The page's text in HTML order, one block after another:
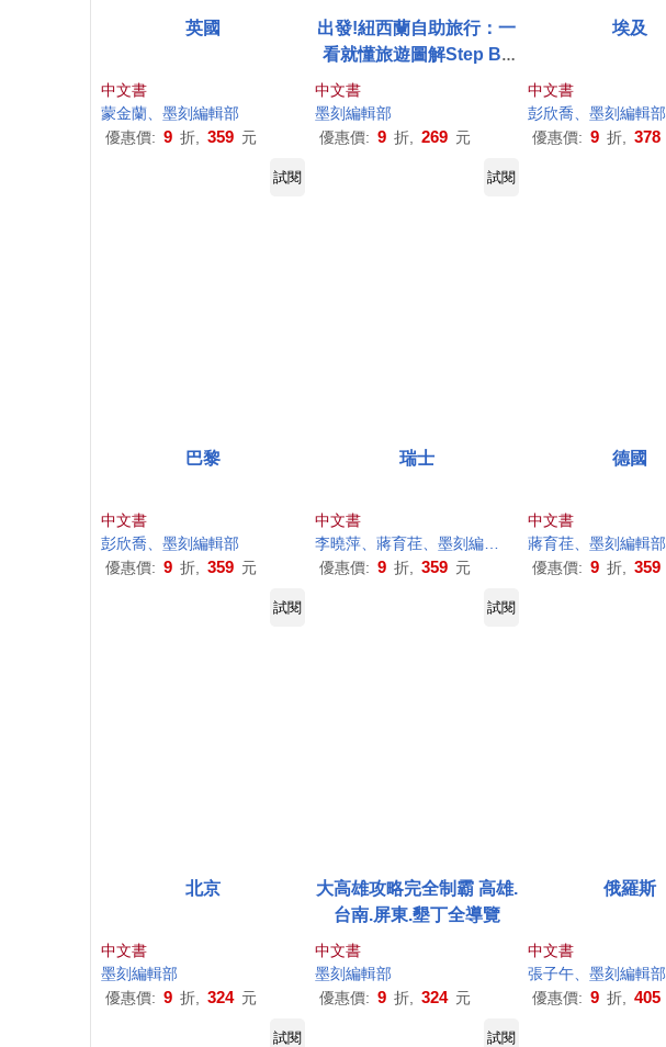
英國
中文書
蒙金蘭、 墨刻編輯部
優惠價: 9 折, 359 元
出發!紐西蘭自助旅行：一
看就懂旅遊圖解Step By
中文書
墨刻編輯部
優惠價: 9 折, 269 元
埃及
中文書
彭欣喬、墨刻編輯部
優惠價: 9 折, 378
試閱 試閱
巴黎
中文書
彭欣喬、 墨刻編輯部
優惠價: 9 折, 359 元
瑞士
中文書
李曉萍、蔣育荏、 墨刻編輯部
優惠價: 9 折, 359 元
德國
中文書
蔣育荏、墨刻編輯部
優惠價: 9 折, 359
試閱 試閱
北京
中文書
墨刻編輯部
優惠價: 9 折, 324 元
大高雄攻略完全制霸 高雄.
台南.屏東.墾丁全導覽
中文書
墨刻編輯部
優惠價: 9 折, 324 元
俄羅斯
中文書
張子午、墨刻編輯部
優惠價: 9 折, 405
試閱 試閱